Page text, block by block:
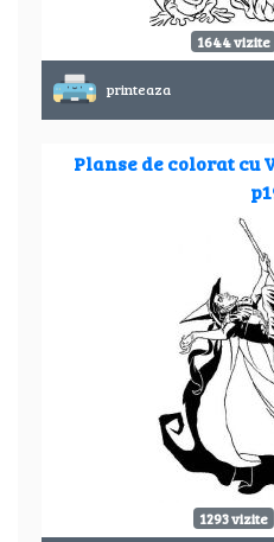
1644 vizite
printeaza
Planse de colorat cu
1293 vizite